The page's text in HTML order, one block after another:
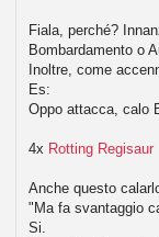
Fiala, perché?
Bombardamento o
Inoltre, come
Es:
Oppo attacca, calo
4x Rotting Regisaur
Anche questo
"Ma fa svantaggio
Si.